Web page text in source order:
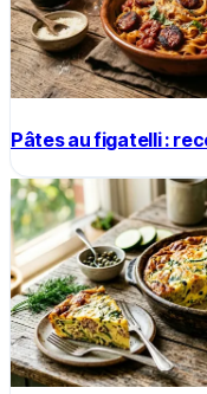
Pâtes au figatelli :